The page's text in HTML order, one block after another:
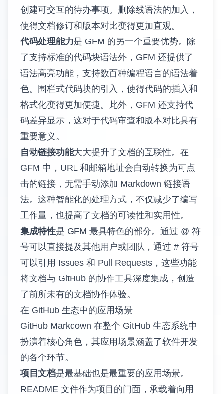
创建可交互的待办事项。删除线语法的加入，
使得文档修订和版本对比变得更加直观。
代码处理能力是 GFM 的另一个重要优势。除
了支持标准的代码块语法外，GFM 还提供了
语法高亮功能，支持数百种编程语言的语法着
色。围栏式代码块的引入，使得代码的插入和
格式化变得更加便捷。此外，GFM 还支持代
码差异显示，这对于代码审查和版本对比具有
重要意义。
自动链接功能大大提升了文档的互联性。在
GFM 中，URL 和邮箱地址会自动转换为可点
击的链接，无需手动添加 Markdown 链接语
法。这种智能化的处理方式，不仅减少了编写
工作量，也提高了文档的可读性和实用性。
集成特性是 GFM 最具特色的部分。通过 @ 符
号可以直接提及其他用户或团队，通过 # 符号
可以引用 Issues 和 Pull Requests，这些功能
将文档与 GitHub 的协作工具深度集成，创造
了前所未有的文档协作体验。
在 GitHub 生态中的应用场景
GitHub Markdown 在整个 GitHub 生态系统中
扮演着核心角色，其应用场景涵盖了软件开发
的各个环节。
项目文档是最基础也是最重要的应用场景。
README 文件作为项目的门面，承载着向用